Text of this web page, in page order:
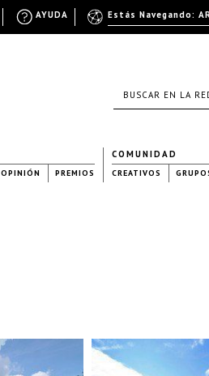
OPINIÓN PREMIOS
COMUNIDAD
CREATIVOS
Estás Navegando:
AYUDA